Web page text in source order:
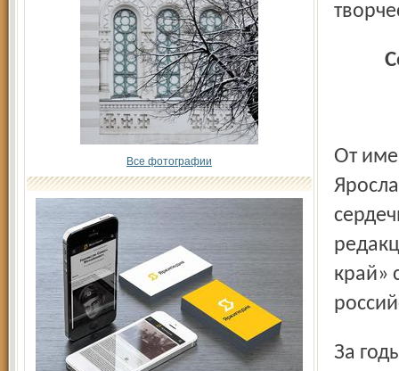
Все фотографии От имени коллектива управления ФСБ России по
край»
За годы своего существования работники «Северного